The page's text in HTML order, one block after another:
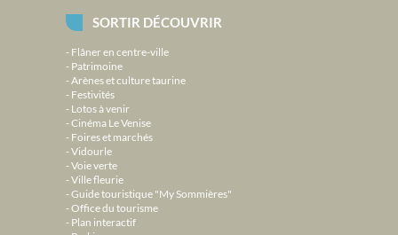
SORTIR DÉCOUVRIR
Flâner en centre-ville
Patrimoine
Arènes et culture taurine
Festivités
Lotos à venir
Cinéma Le Venise
Foires et marchés
Vidourle
Voie verte
Ville fleurie
Guide touristique "My Sommières"
Office du tourisme
Plan interactif